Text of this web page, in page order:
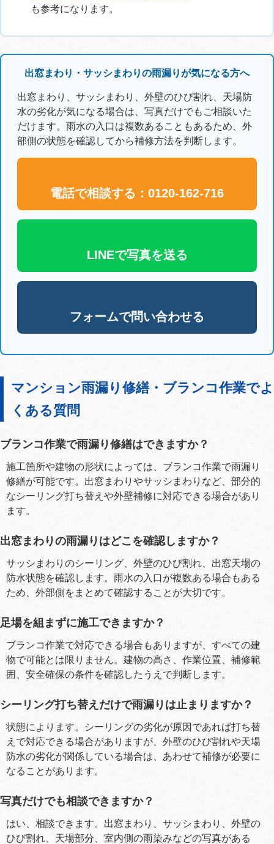
も参考になります。
出窓まわり・サッシまわりの雨漏りが気になる方へ
出窓まわり、サッシまわり、外壁のひび割れ、天場防
水の劣化が気になる場合は、写真だけでもご相談いた
だけます。雨水の入口は複数あることもあるため、外
部側の状態を確認してから補修方法を判断します。
電話で相談する：0120-162-716
LINEで写真を送る
フォームで問い合わせる
マンション雨漏り修繕・ブランコ作業でよ
くある質問
ブランコ作業で雨漏り修繕はできますか？
施工箇所や建物の形状によっては、ブランコ作業で雨漏り
修繕が可能です。出窓まわりやサッシまわりなど、部分的
なシーリング打ち替えや外壁補修に対応できる場合があり
ます。
出窓まわりの雨漏りはどこを確認しますか？
サッシまわりのシーリング、外壁のひび割れ、出窓天場の
防水状態を確認します。雨水の入口が複数ある場合もある
ため、外部側をまとめて確認することが大切です。
足場を組まずに施工できますか？
ブランコ作業で対応できる場合もありますが、すべての建
物で可能とは限りません。建物の高さ、作業位置、補修範
囲、安全確保の条件を確認したうえで判断します。
シーリング打ち替えだけで雨漏りは止まりますか？
状態によります。シーリングの劣化が原因であれば打ち替
えで対応できる場合がありますが、外壁のひび割れや天場
防水の劣化が関係している場合は、あわせて補修が必要に
なることがあります。
写真だけでも相談できますか？
はい、相談できます。出窓まわり、サッシまわり、外壁の
ひび割れ、天場部分、室内側の雨染みなどの写真がある